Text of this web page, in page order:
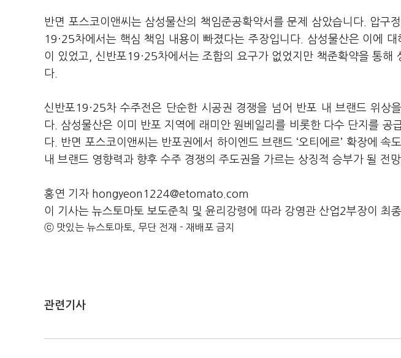
반면 포스코이앤씨는 삼성물산의 책임준공확약서를 문제 삼았습니다. 압구
19·25차에서는 핵심 책임 내용이 빠졌다는 주장입니다. 삼성물산은 이에
이 있었고, 신반포19·25차에서는 조합의 요구가 없었지만 책준확약을 통해
다.
신반포19·25차 수주전은 단순한 시공권 경쟁을 넘어 반포 내 브랜드 위상
다. 삼성물산은 이미 반포 지역에 래미안 원베일리를 비롯한 다수 단지를 공
다. 반면 포스코이앤씨는 반포권에서 하이엔드 브랜드 ‘오티에르’ 확장에 속
내 브랜드 영향력과 향후 수주 경쟁의 주도권을 가르는 상징적 승부가 될 전
홍연 기자 hongyeon1224@etomato.com
이 기사는 뉴스토마토 보도준칙 및 윤리강령에 따라 강영관 산업2부장이 최
ⓒ 맛있는 뉴스토마토, 무단 전재 - 재배포 금지
관련기사